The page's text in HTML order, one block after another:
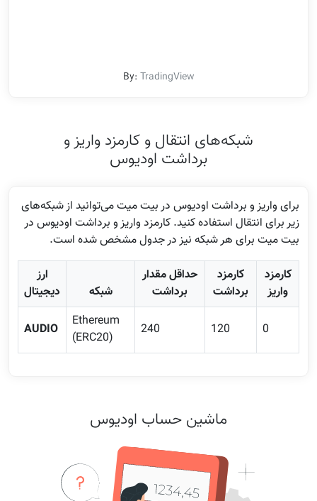
By: TradingView
شبکه‌های انتقال و کارمزد واریز و
برداشت اودیوس
برای واریز و برداشت اودیوس در بیت میت می‌توانید از شبکه‌های
زیر برای انتقال استفاده کنید. کارمزد واریز و برداشت اودیوس در
بیت میت برای هر شبکه نیز در جدول مشخص شده است.
ارز
دیجیتال
شبکه
حداقل مقدار
برداشت
کارمزد
برداشت
کارمزد
واریز
AUDIO
Ethereum
(ERC20)
240 120 0
ماشین حساب اودیوس